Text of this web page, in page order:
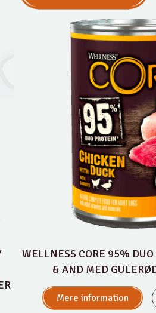
WELLNESS CORE 95%
& AND MED
Mere information